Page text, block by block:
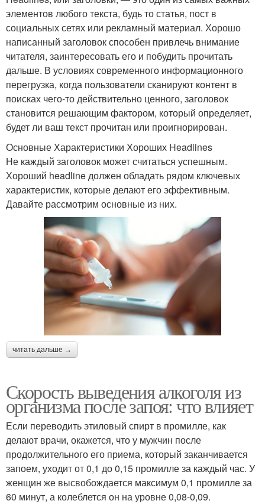
элементов любого текста, будь то статья, пост в
социальных сетях или рекламный материал. Хорошо
написанный заголовок способен привлечь внимание
читателя, заинтересовать его и побудить прочитать
дальше. В условиях современного информационного
перегрузка, когда пользователи сканируют контент в
поисках чего-то действительно ценного, заголовок
становится решающим фактором, который определяет,
будет ли ваш текст прочитан или проигнорирован.
Основные Характеристики Хороших Headlines
Не каждый заголовок может считаться успешным.
Хороший headline должен обладать рядом ключевых
характеристик, которые делают его эффективным.
Давайте рассмотрим основные из них.
читать дальше →
Скорость выведения алкоголя из
организма после запоя: что влияет
Если переводить этиловый спирт в промилле, как
делают врачи, окажется, что у мужчин после
продолжительного его приема, который заканчивается
запоем, уходит от 0,1 до 0,15 промилле за каждый час. У
женщин же высвобождается максимум 0,1 промилле за
60 минут, а колеблется он на уровне 0,08-0,09.